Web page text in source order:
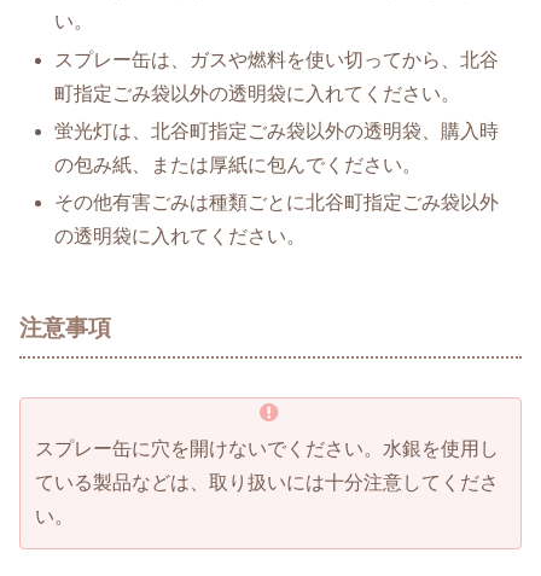
い。
スプレー缶は、ガスや燃料を使い切ってから、北谷
町指定ごみ袋以外の透明袋に入れてください。
蛍光灯は、北谷町指定ごみ袋以外の透明袋、購入時
の包み紙、または厚紙に包んでください。
その他有害ごみは種類ごとに北谷町指定ごみ袋以外
の透明袋に入れてください。
注意事項
スプレー缶に穴を開けないでください。水銀を使用し
ている製品などは、取り扱いには十分注意してくださ
い。